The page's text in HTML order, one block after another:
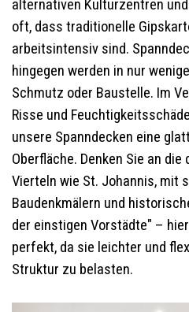
alternativen Kulturzentren
oft, dass traditionelle
arbeitsintensiv sind.
hingegen werden in nur
Schmutz oder Baustelle. Im
Risse und
unsere Spanndecken eine
Oberfläche. Denken Sie an
Vierteln wie St. Johannis, mit
Baudenkmälern und
der einstigen Vorstädte" –
perfekt, da sie leichter und
Struktur zu belasten.